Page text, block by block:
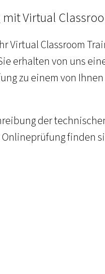
Virtual
Virtual Classroom
erhalten von uns
zu einem von
der
finden